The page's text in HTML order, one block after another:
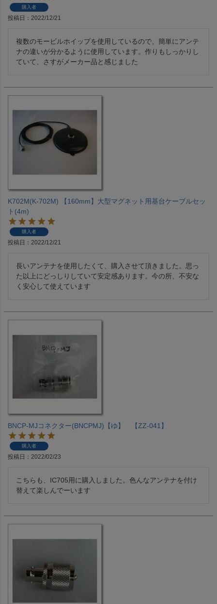
購入者
投稿日 2022/12/21
複数のモービルホイップを使用しているので、簡単にアンテ
ナの違いが分かるように使用しています。作りもしっかりし
ていて、さすがメーカー品と感じました
K702M(K-702M) 【160mm】大型マグネット用基台ケーブルセッ
ト(4m)
購入者
投稿日 2022/12/21
長いアンテナを使用したくて、購入させて頂きました。思っ
た以上にどっしりしていて安定感あります。今の所、不安な
く安心して使えています
BNCP-MJコネクター(BNCPMJ)【ゆ】 【ZZ-041】
購入者
投稿日 2022/02/23
こちらも、IC705用に購入しました。色んなアンテナを付け
替えて楽しんでーいます